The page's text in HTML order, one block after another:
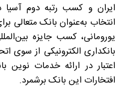
ایران و کسب رتبه دوم
انتخاب به‌عنوان بانک متعالی
یورومانی، کسب جایزه
بانکداری الکترونیکی از سوی
افتخارات این بانک برشمرد.